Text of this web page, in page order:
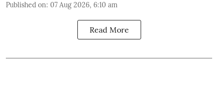
Published on: 07 Aug 2026, 6:10 am
Read More